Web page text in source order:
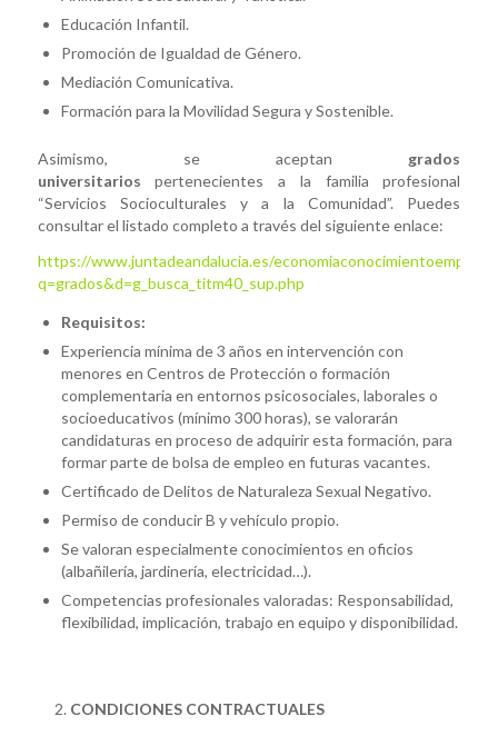
Educación Infantil.
Promoción de Igualdad de Género.
Mediación Comunicativa.
Formación para la Movilidad Segura y Sostenible.
Asimismo, se aceptangrados
universitarios pertenecientes a la familia profesional
“Servicios Socioculturales y a la Comunidad”. Puedes
consultar el listado completo a través del siguiente enlace:
https://www.juntadeandalucia.es/
q=grados&d=g_busca_titm40_sup.php
Requisitos:
Experiencia mínima de 3 años en intervención con
menores en Centros de Protección o formación
complementaria en entornos psicosociales, laborales o
socioeducativos (mínimo 300 horas), se valorarán
candidaturas en proceso de adquirir esta formación, para
formar parte de bolsa de empleo en futuras vacantes.
Certificado de Delitos de Naturaleza Sexual Negativo.
Permiso de conducir B y vehículo propio.
Se valoran especialmente conocimientos en oficios
(albañilería, jardinería, electricidad…).
Competencias profesionales valoradas: Responsabilidad,
flexibilidad, implicación, trabajo en equipo y disponibilidad.
CONDICIONES CONTRACTUALES